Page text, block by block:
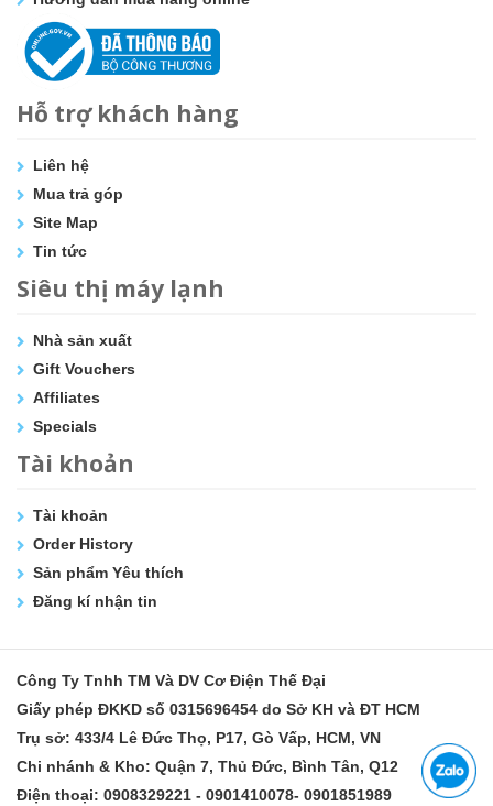
Hỗ trợ khách hàng
Liên hệ
Mua trả góp
Site Map
Tin tức
Siêu thị máy lạnh
Nhà sản xuất
Gift Vouchers
Affiliates
Specials
Tài khoản
Tài khoản
Order History
Sản phẩm Yêu thích
Đăng kí nhận tin
Công Ty Tnhh TM Và DV Cơ Điện Thế Đại
Giấy phép ĐKKD số 0315696454 do Sở KH và ĐT HCM
Trụ sở: 433/4 Lê Đức Thọ, P17, Gò Vấp, HCM, VN
Chi nhánh & Kho: Quận 7, Thủ Đức, Bình Tân, Q12
Điện thoại: 0908329221 - 0901410078- 0901851989